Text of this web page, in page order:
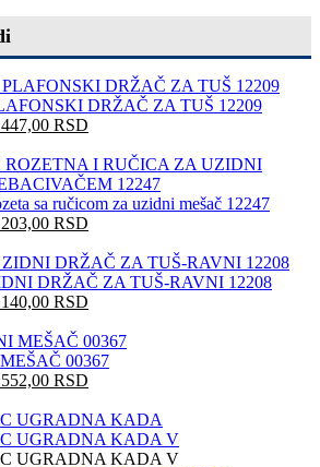
DRŽAČ ZA TUŠ 12209
RSD
sa ručicom za uzidni mešač 12247
RSD
DRŽAČ ZA TUŠ-RAVNI 12208
RSD
00367
RSD